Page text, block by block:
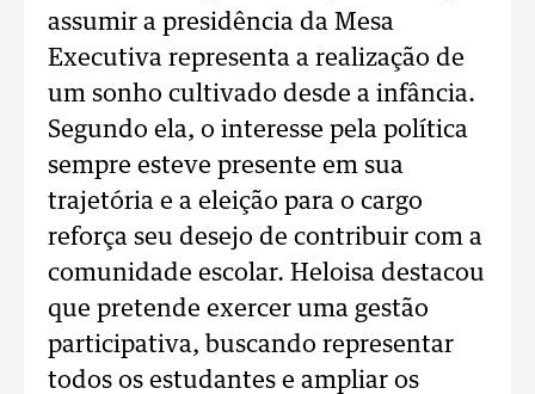
assumir a presidência da Mesa
Executiva representa a realização de
um sonho cultivado desde a infância.
Segundo ela, o interesse pela política
sempre esteve presente em sua
trajetória e a eleição para o cargo
reforça seu desejo de contribuir com a
comunidade escolar. Heloisa destacou
que pretende exercer uma gestão
participativa, buscando representar
todos os estudantes e ampliar os